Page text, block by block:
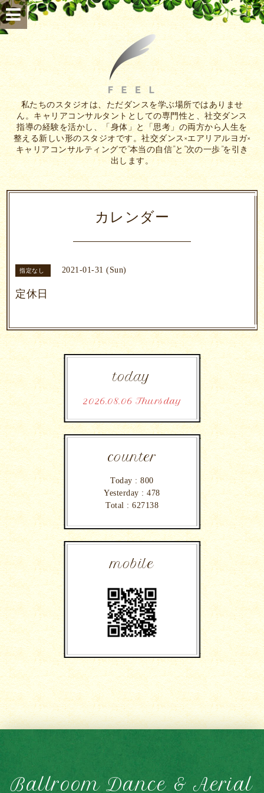
私たちのスタジオは、ただダンスを学ぶ場所ではありませ
ん。キャリアコンサルタントとしての専門性と、社交ダンス
指導の経験を活かし、「身体」と「思考」の両方から人生を
整える新しい形のスタジオです。社交ダンス×エアリアルヨガ×
キャリアコンサルティングで”本当の自信”と”次の一歩”を引き
出します。
カレンダー
指定なし 2021-01-31 (Sun)
定休日
today
2026.08.06 Thursday
counter
Today :800
Yesterday :478
Total : 627138
mobile
Ballroom Dance & Aerial